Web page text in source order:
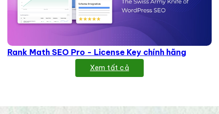
Rank Math SEO Pro - License Key chính hãng
Xem tất cả